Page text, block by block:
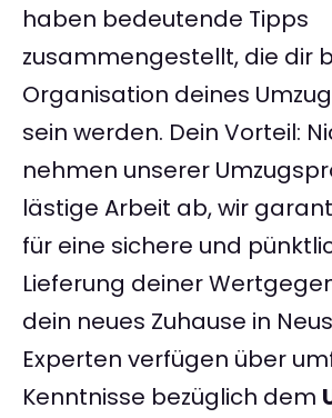
haben bedeutende Tipps
zusammengestellt, die dir
Organisation deines
sein werden. Dein Vorteil:
nehmen unserer
lästige Arbeit ab, wir
für eine sichere und
Lieferung deiner
dein neues Zuhause in
Experten verfügen über
Kenntnisse bezüglich dem